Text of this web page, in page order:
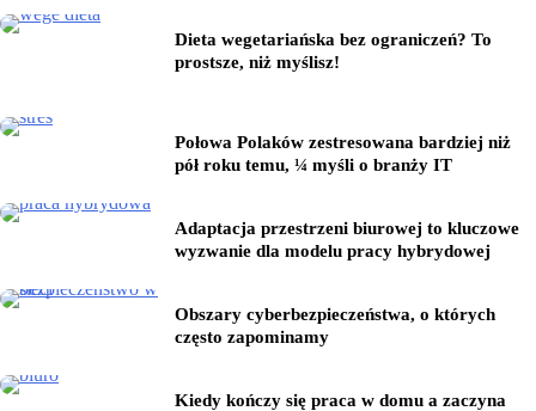
Dieta wegetariańska bez ograniczeń? To
prostsze, niż myślisz!
Połowa Polaków zestresowana bardziej niż
pół roku temu, ¼ myśli o branży IT
Adaptacja przestrzeni biurowej to kluczowe
wyzwanie dla modelu pracy hybrydowej
Obszary cyberbezpieczeństwa, o których
często zapominamy
Kiedy kończy się praca w domu a zaczyna